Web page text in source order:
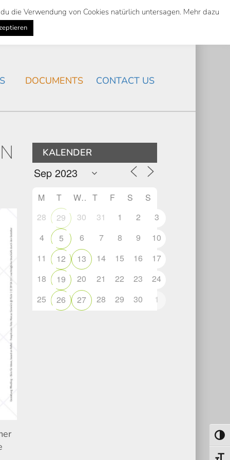
Suche
Search
NEWS
DOCUMENTS CONTACT US
KALENDER
M T W T F S
S
28
29 30 31 1 2
3
4
5 6 7 8 9
10
11
12 13 14 15 16
17
18
19 20 21 22 23
24
25
26 27 28 29 30 1
die Verwendung von Cookies natürlich untersagen. Mehr dazu